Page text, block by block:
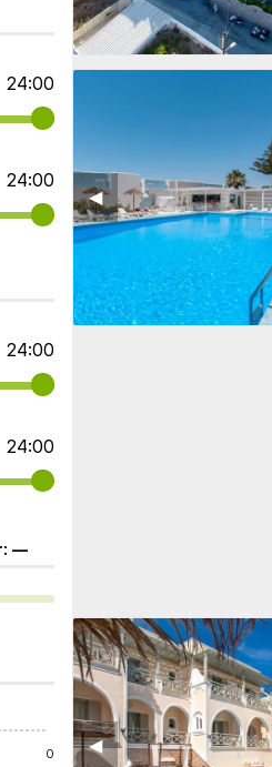
24:00
24:00
24:00
24:00
—
0
◀︎
◀︎